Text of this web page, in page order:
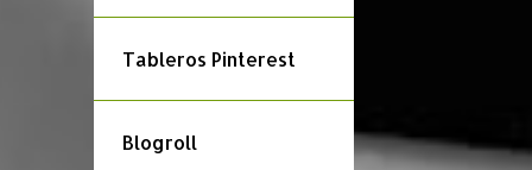
CARNAVAL
Tableros Pinterest
Blogroll